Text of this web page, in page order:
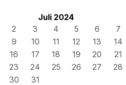
Juli 2024
2 3 4 5 6
7
9 10 11 12 13
14
16 17 18 19 20
21
23 24 25 26 27
28
30 31